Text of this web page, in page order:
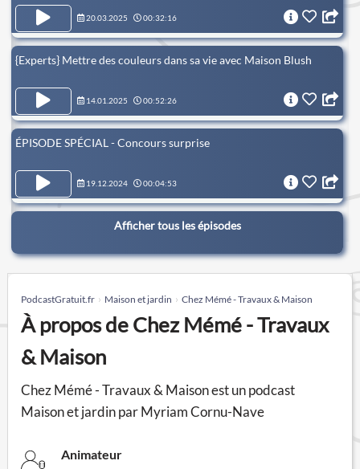
20.03.2025 00:32:16
{Experts} Mettre des couleurs dans sa vie avec Maison Blush
14.01.2025 00:52:26
ÉPISODE SPÉCIAL - Concours surprise
19.12.2024 00:04:53
Afficher tous les épisodes
PodcastGratuit.fr Maison et jardin Chez Mémé - Travaux & Maison
À propos de Chez Mémé - Travaux
& Maison
Chez Mémé - Travaux & Maison est un podcast
Maison et jardin par Myriam Cornu-Nave
Animateur